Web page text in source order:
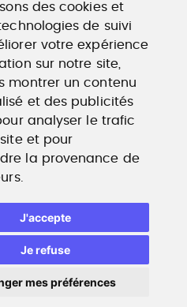
des cookies et
de suivi
votre expérience
sur notre site,
montrer un contenu
et des publicités
analyser le trafic
et pour
la provenance de
J'accepte
Je refuse
mes préférences
des formations aux métiers
culture.
formation.com
professionnel
coaching, techniques de
entretien conseil.
competences.com
culturel, une cvthèque de
de professionnels.
cabinet-recrutement